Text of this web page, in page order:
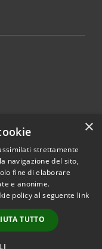
© 2026 • Comune di
• Powered by
•
Accesso
redazione
×
strettamente
navigazione del sito,
fine di elaborare
e anonime.
policy al seguente link
TUTTO